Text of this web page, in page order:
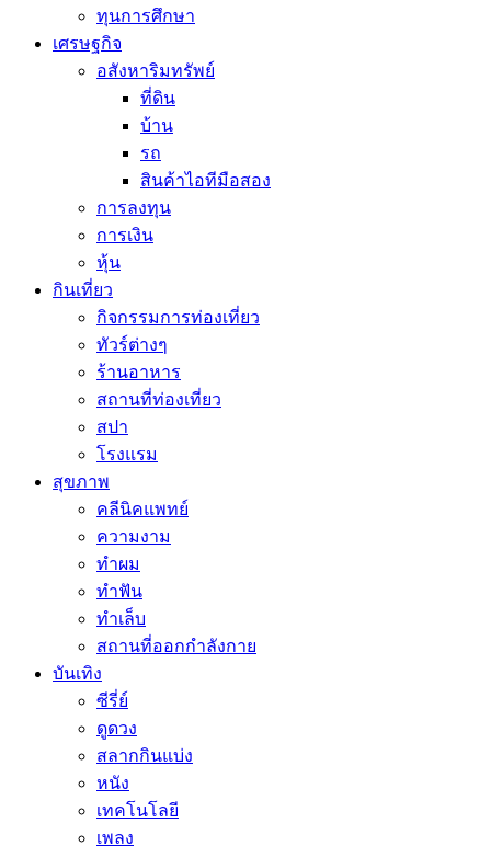
ทุนการศึกษา
เศรษฐกิจ
อสังหาริมทรัพย์
ที่ดิน
บ้าน
รถ
สินค้าไอทีมือสอง
การลงทุน
การเงิน
หุ้น
กินเที่ยว
กิจกรรมการท่องเที่ยว
ทัวร์ต่างๆ
ร้านอาหาร
สถานที่ท่องเที่ยว
สปา
โรงแรม
สุขภาพ
คลีนิคแพทย์
ความงาม
ทำผม
ทำฟัน
ทำเล็บ
สถานที่ออกกำลังกาย
บันเทิง
ซีรี่ย์
ดูดวง
สลากกินแบ่ง
หนัง
เทคโนโลยี
เพลง